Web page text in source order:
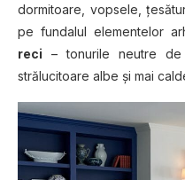
dormitoare, vopsele,
pe fundalul elementelor
reci – tonurile neutre
strălucitoare albe şi mai